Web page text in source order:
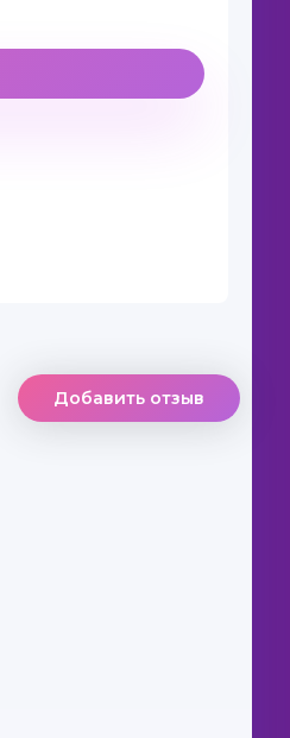
Добавить отзыв